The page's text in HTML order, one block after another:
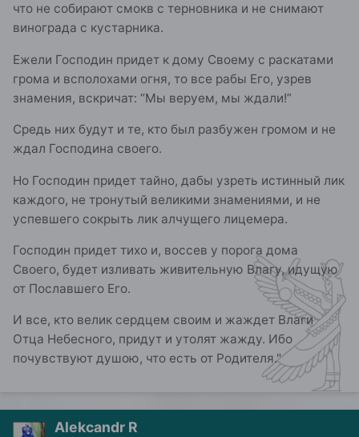
что не собирают смокв с терновника и не снимают
винограда с кустарника.
Ежели Господин придет к дому Своему с раскатами
грома и всполохами огня, то все рабы Его, узрев
знамения, вскричат: “Мы веруем, мы ждали!”
Средь них будут и те, кто был разбужен громом и не
ждал Господина своего.
Но Господин придет тайно, дабы узреть истинный лик
каждого, не тронутый великими знамениями, и не
успевшего сокрыть лик алчущего лицемера.
Господин придет тихо и, воссев у порога дома
Своего, будет изливать живительную Влагу, идущую
от Пославшего Его.
И все, кто велик сердцем своим и жаждет Влаги
Отца Небесного, придут и утолят жажду. Ибо
почувствуют душою, что есть от Родителя."
Alekcandr R